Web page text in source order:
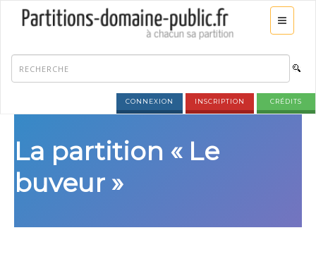
CONNEXION INSCRIPTION CRÉDITS
La partition « Le
buveur »